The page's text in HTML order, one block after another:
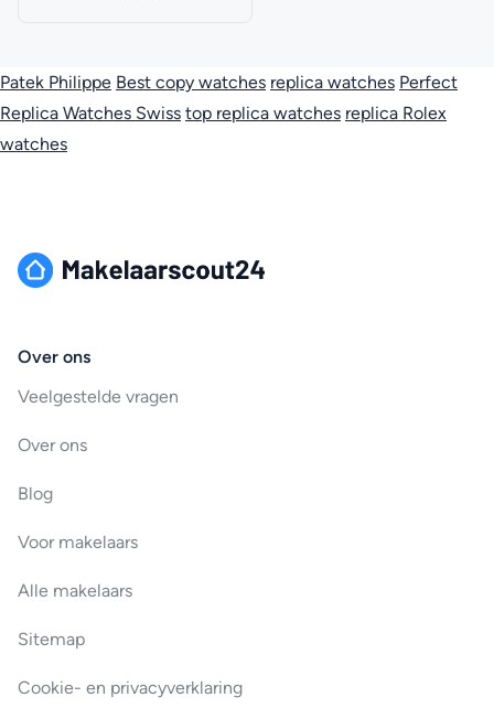
Patek Philippe Best copy watches replica watches Perfect
Replica Watches Swiss top replica watches replica Rolex
watches
Over ons
Veelgestelde vragen
Over ons
Blog
Voor makelaars
Alle makelaars
Sitemap
Cookie- en privacyverklaring